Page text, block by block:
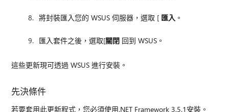
將封裝匯入您的 WSUS 伺服器，選取 [ 匯入 。
匯入套件之後，選取[關閉 回到 WSUS。
這些更新現可透過 WSUS 進行安裝。
先決條件
若要套用此更新程式，您必須使用.NET Framework 3.5.1安裝。